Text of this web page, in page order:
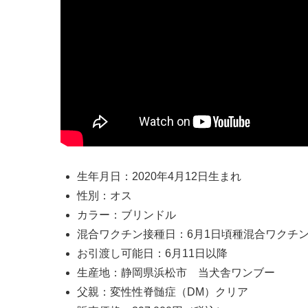
生年月日：2020年4月12日生まれ
性別：オス
カラー：ブリンドル
混合ワクチン接種日：6月1日頃種混合ワクチ
お引渡し可能日：6月11日以降
生産地：静岡県浜松市 当犬舎ワンブー
父親：変性性脊髄症（DM）クリア